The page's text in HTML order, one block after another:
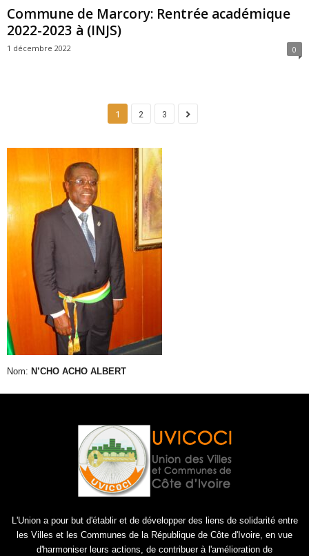
Commune de Marcory: Rentrée académique
2022-2023 à (INJS)
1 décembre 2022 0
1 2 3
Nom: N’CHO ACHO ALBERT
L'Union a pour but d'établir et de développer des liens de solidarité entre
les Villes et les Communes de la République de Côte d'Ivoire, en vue
d'harmoniser leurs actions, de contribuer à l'amélioration de